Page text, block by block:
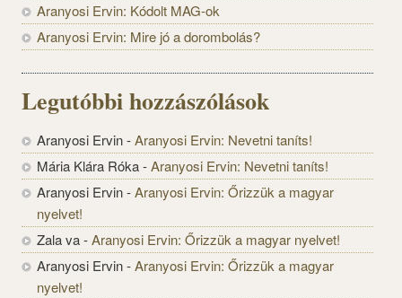
Aranyosi Ervin: Kódolt MAG-ok
Aranyosi Ervin: Mire jó a dorombolás?
Legutóbbi hozzászólások
Aranyosi Ervin-Aranyosi Ervin: Nevetni taníts!
Mária Klára Róka-Aranyosi Ervin: Nevetni taníts!
Aranyosi Ervin-Aranyosi Ervin: Őrizzük a magyar
nyelvet!
Zala va-Aranyosi Ervin: Őrizzük a magyar nyelvet!
Aranyosi Ervin-Aranyosi Ervin: Őrizzük a magyar
nyelvet!